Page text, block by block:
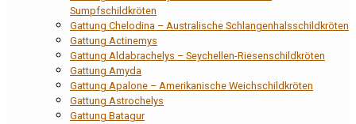
Sumpfschildkröten
Gattung Chelodina – Australische Schlangenhalsschildkröten
Gattung Actinemys
Gattung Aldabrachelys – Seychellen-Riesenschildkröten
Gattung Amyda
Gattung Apalone – Amerikanische Weichschildkröten
Gattung Astrochelys
Gattung Batagur